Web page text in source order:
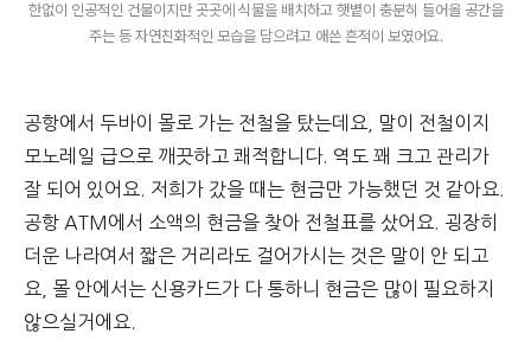
한없이 인공적인 건물이지만 곳곳에 식물을 배치하고 햇볕이 충분히 들어올 공간을
주는 등 자연친화적인 모습을 담으려고 애쓴 흔적이 보였어요.
공항에서 두바이 몰로 가는 전철을 탔는데요, 말이 전철이지
모노레일 급으로 깨끗하고 쾌적합니다. 역도 꽤 크고 관리가
잘 되어 있어요. 저희가 갔을 때는 현금만 가능했던 것 같아요.
공항 ATM에서 소액의 현금을 찾아 전철표를 샀어요. 굉장히
더운 나라여서 짧은 거리라도 걸어가시는 것은 말이 안 되고
요, 몰 안에서는 신용카드가 다 통하니 현금은 많이 필요하지
않으실거에요.